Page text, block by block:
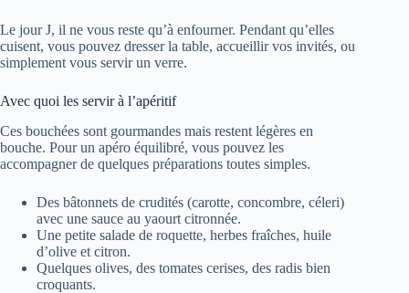
Le jour J, il ne vous reste qu’à enfourner. Pendant qu’elles
cuisent, vous pouvez dresser la table, accueillir vos invités, ou
simplement vous servir un verre.
Avec quoi les servir à l’apéritif
Ces bouchées sont gourmandes mais restent légères en
bouche. Pour un apéro équilibré, vous pouvez les
accompagner de quelques préparations toutes simples.
Des bâtonnets de crudités (carotte, concombre, céleri)
avec une sauce au yaourt citronnée.
Une petite salade de roquette, herbes fraîches, huile
d’olive et citron.
Quelques olives, des tomates cerises, des radis bien
croquants.